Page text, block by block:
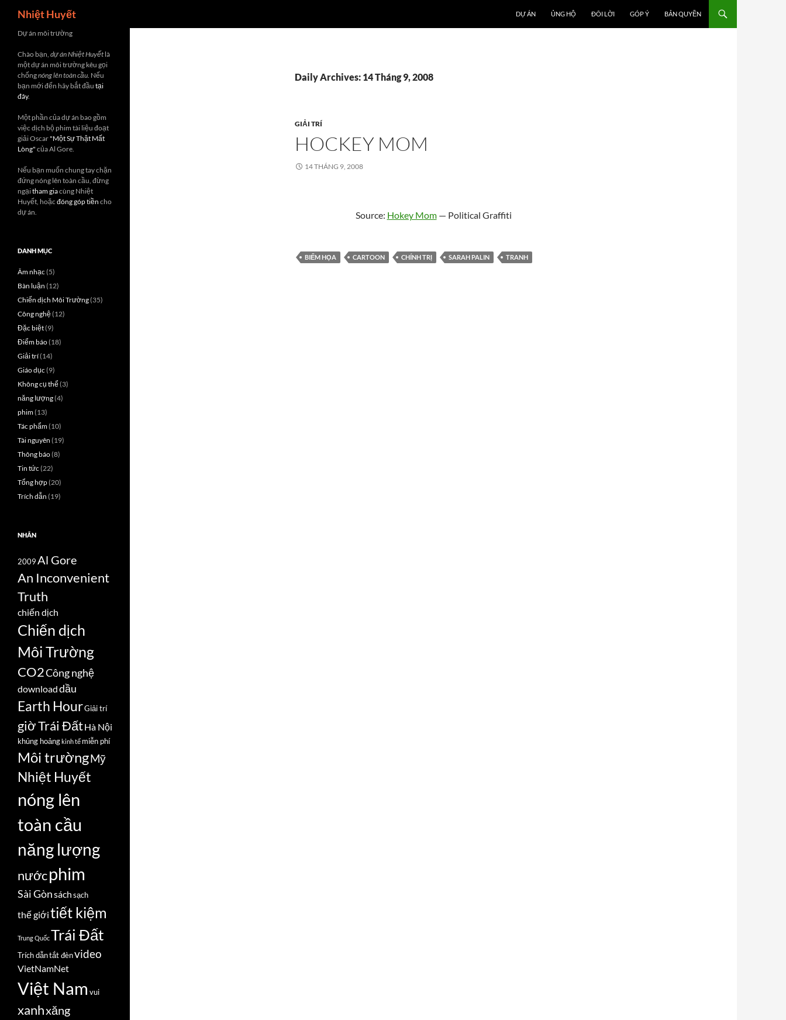
content
Nhiệt Huyết DỰ ÁN ỦNG HỘ ĐÔI LỜI GÓP Ý BẢN QUYỀN
Daily Archives: 14 Tháng 9, 2008
GIẢI TRÍ
HOCKEY MOM
14 THÁNG 9, 2008
Source: Hokey Mom— Political Graffiti
BIẾM HỌA CARTOON CHÍNH TRỊ SARAH PALIN TRANH
Dự án môi trường
Chào bạn, dự án Nhiệt Huyết là
một dự án môi trường kêu gọi
chốngnóng lên toàn cầu. Nếu
bạn mới đến hãy bắt đầu tại
đây.
Một phần của dự án bao gồm
việc dịch bộ phim tài liệu đoạt
giải Oscar"Một Sự Thật Mất
Lòng" của Al Gore.
Nếu bạn muốn chung tay chặn
đứng nóng lên toàn cầu, đừng
ngạitham giacùng Nhiệt
Huyết, hoặc đóng góp tiền cho
dự án.
DANH MỤC
Âm nhạc (5)
Bàn luận (12)
Chiến dịch Môi Trường(35)
Công nghệ (12)
Đặc biệt(9)
Điểm báo(18)
Giải trí(14)
Giáo dục (9)
Không cụ thể (3)
năng lượng(4)
phim(13)
Tác phẩm(10)
Tài nguyên (19)
Thông báo(8)
Tin tức (22)
Tổng hợp(20)
Trích dẫn (19)
NHÃN
2009Al Gore
An Inconvenient
Truth
chiến dịch
Chiến dịch
Môi Trường
CO2Công nghệ
downloaddầu
Earth HourGiải trí
giờ Trái ĐấtHà Nội
khủng hoảngkinh tế miễn phí
Môi trườngMỹ
Nhiệt Huyết
nóng lên
toàn cầu
năng lượng
nướcphim
Sài Gònsáchsạch
thế giớitiết kiệm
Trung QuốcTrái Đất
Trích dẫntắt đènvideo
VietNamNet
Việt Nam vui
xanhxăng